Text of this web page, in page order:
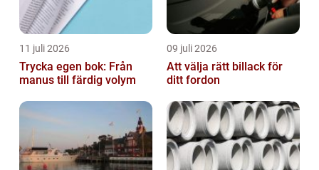
11 juli 2026
Trycka egen bok: Från
manus till färdig volym
09 juli 2026
Att välja rätt billack för
ditt fordon